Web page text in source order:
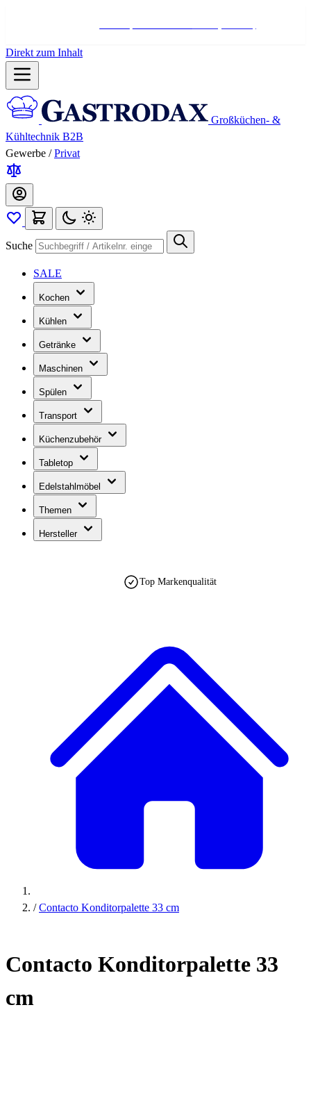
Direkt zum Inhalt
Großküchen- &
Kühltechnik B2B
Gewerbe / Privat
Suche
SALE
Kochen
Kühlen
Getränke
Maschinen
Spülen
Transport
Küchenzubehör
Tabletop
Edelstahlmöbel
Themen
Hersteller
Top Markenqualität
/ Contacto Konditorpalette 33 cm
Contacto Konditorpalette 33
cm